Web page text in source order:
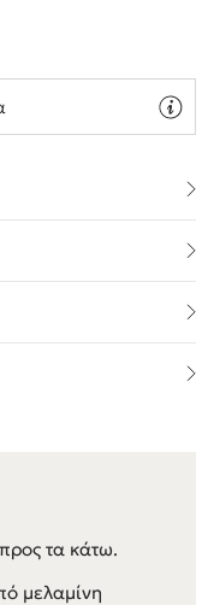
τα κάτω.
μελαμίνη